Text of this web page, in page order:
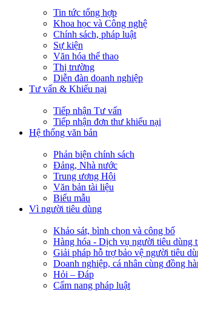
Tin tức tổng hợp
Khoa học và Công nghệ
Chính sách, pháp luật
Sự kiện
Văn hóa thể thao
Thị trường
Diễn đàn doanh nghiệp
Tư vấn & Khiếu nại
Tiếp nhận Tư vấn
Tiếp nhận đơn thư khiếu nại
Hệ thống văn bản
Phản biện chính sách
Đảng, Nhà nước
Trung ương Hội
Văn bản tài liệu
Biểu mẫu
Vì người tiêu dùng
Khảo sát, bình chọn và công bố
Hàng hóa - Dịch vụ người tiêu dùng
Giải pháp hỗ trợ bảo vệ người tiêu
Doanh nghiệp, cá nhân cùng đồng
Hỏi – Đáp
Cẩm nang pháp luật